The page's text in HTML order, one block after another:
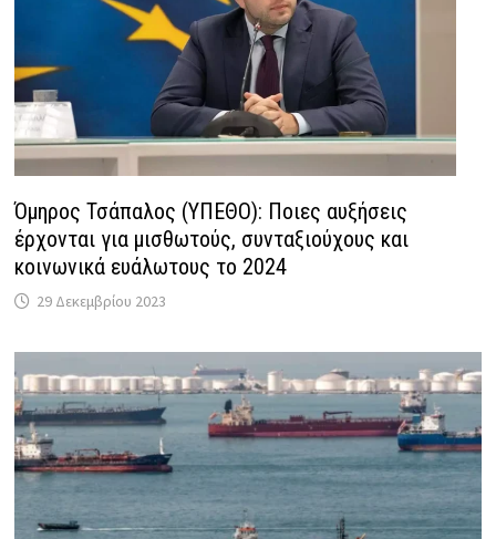
Όμηρος Τσάπαλος (ΥΠΕΘΟ): Ποιες αυξήσεις
έρχονται για μισθωτούς, συνταξιούχους και
κοινωνικά ευάλωτους το 2024
29 Δεκεμβρίου 2023